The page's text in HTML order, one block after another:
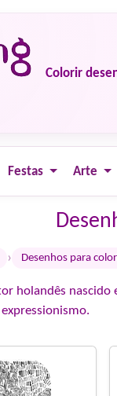
Colorir
Festas Arte
› Desenhos para
holandês